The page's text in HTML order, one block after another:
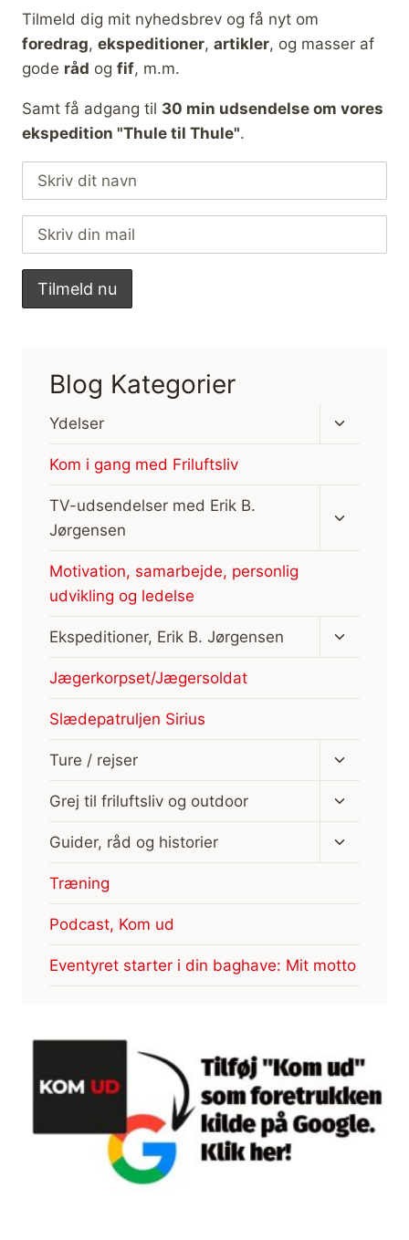
Tilmeld dig mit nyhedsbrev og få nyt om
foredrag, ekspeditioner, artikler, og masser af
gode råd og fif, m.m.
Samt få adgang til 30 min udsendelse om vores
ekspedition "Thule til Thule".
Blog Kategorier
Ydelser
Skift
Kom i gang med Friluftsliv
TV-udsendelser med Erik B.
Jørgensen
Motivation, samarbejde, personlig
udvikling og ledelse
Ekspeditioner, Erik B. Jørgensen
Skift
Jægerkorpset/Jægersoldat
Slædepatruljen Sirius
Ture / rejser
Skift
Grej til friluftsliv og outdoor
Skift
Guider, råd og historier
Skift
Træning
Podcast, Kom ud
Eventyret starter i din baghave: Mit motto